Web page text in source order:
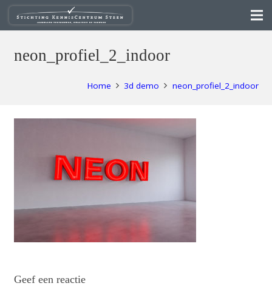
neon_profiel_2_indoor
Home 3d demo neon_profiel_2_indoor
Geef een reactie